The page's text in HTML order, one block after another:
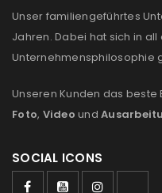
REGISTRIEREN
Unser familiengeführtes
Jahren. Dabei hat sich in
Unternehmensphilosophie
Unseren Kunden das beste
Foto, Video und
SOCIAL ICONS